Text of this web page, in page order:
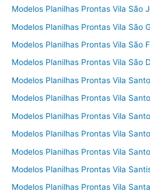
Modelos Planilhas Prontas Vila São
Modelos Planilhas Prontas Vila São
Modelos Planilhas Prontas Vila São
Modelos Planilhas Prontas Vila São
Modelos Planilhas Prontas Vila
Modelos Planilhas Prontas Vila
Modelos Planilhas Prontas Vila
Modelos Planilhas Prontas Vila
Modelos Planilhas Prontas Vila
Modelos Planilhas Prontas Vila
Modelos Planilhas Prontas Vila